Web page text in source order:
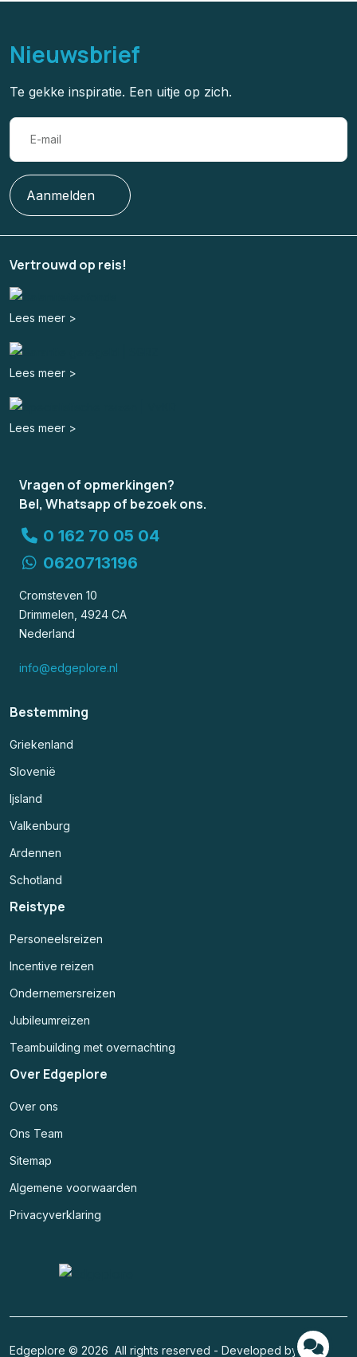
Nieuwsbrief
Te gekke inspiratie. Een uitje op zich.
Aanmelden
Vertrouwd op reis!
Lees meer >
Lees meer >
Lees meer >
Vragen of opmerkingen?
Bel, Whatsapp of bezoek ons.
0 162 70 05 04
0620713196
Cromsteven 10
Drimmelen, 4924 CA
Nederland
info@edgeplore.nl
Bestemming
Griekenland
Slovenië
Ijsland
Valkenburg
Ardennen
Schotland
Reistype
Personeelsreizen
Incentive reizen
Ondernemersreizen
Jubileumreizen
Teambuilding met overnachting
Over Edgeplore
Over ons
Ons Team
Sitemap
Algemene voorwaarden
Privacyverklaring
Edgeplore © 2026 All rights reserved - Developed by Code